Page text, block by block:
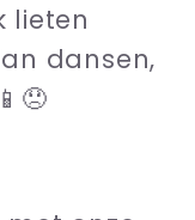
lieten
dansen,